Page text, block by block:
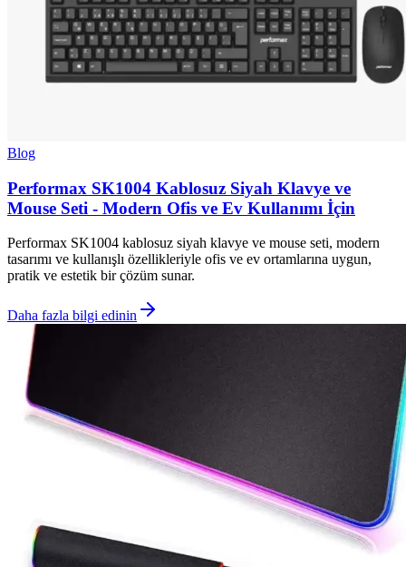
Blog
Performax SK1004 Kablosuz Siyah Klavye ve
Mouse Seti - Modern Ofis ve Ev Kullanımı İçin
Performax SK1004 kablosuz siyah klavye ve mouse seti, modern
tasarımı ve kullanışlı özellikleriyle ofis ve ev ortamlarına uygun,
pratik ve estetik bir çözüm sunar.
Daha fazla bilgi edinin